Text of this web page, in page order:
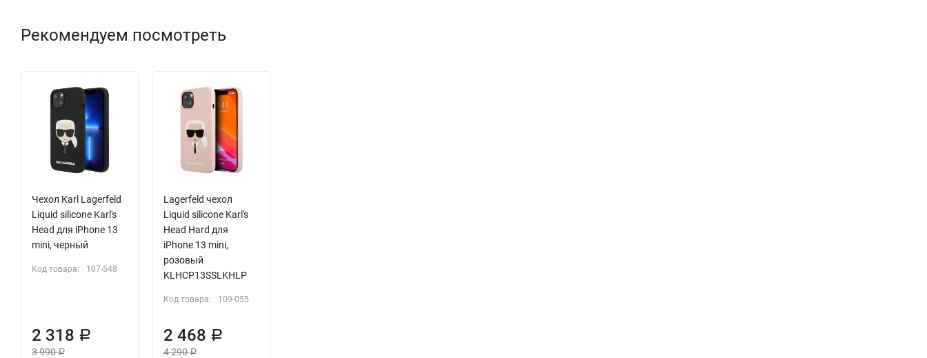
Рекомендуем посмотреть
Чехол Karl Lagerfeld
Liquid silicone Karl's
Head для iPhone 13
mini, черный
Код товара: 107-548
2 318 Р
3 990Р
Lagerfeld чехол
Liquid silicone Karl's
Head Hard для
iPhone 13 mini,
розовый
KLHCP13SSLKHLP
Код товара: 109-055
2 468 Р
4 290Р